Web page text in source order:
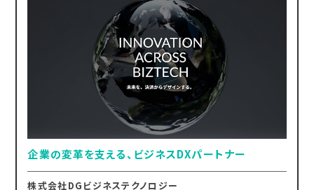
企業の変革を支える、ビジネスDXパートナー
株式会社DGビジネステクノロジー